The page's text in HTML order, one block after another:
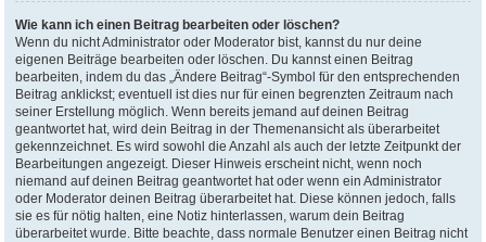
Wie kann ich einen Beitrag bearbeiten oder löschen?
Wenn du nicht Administrator oder Moderator bist, kannst du nur deine
eigenen Beiträge bearbeiten oder löschen. Du kannst einen Beitrag
bearbeiten, indem du das „Ändere Beitrag“-Symbol für den entsprechenden
Beitrag anklickst; eventuell ist dies nur für einen begrenzten Zeitraum nach
seiner Erstellung möglich. Wenn bereits jemand auf deinen Beitrag
geantwortet hat, wird dein Beitrag in der Themenansicht als überarbeitet
gekennzeichnet. Es wird sowohl die Anzahl als auch der letzte Zeitpunkt der
Bearbeitungen angezeigt. Dieser Hinweis erscheint nicht, wenn noch
niemand auf deinen Beitrag geantwortet hat oder wenn ein Administrator
oder Moderator deinen Beitrag überarbeitet hat. Diese können jedoch, falls
sie es für nötig halten, eine Notiz hinterlassen, warum dein Beitrag
überarbeitet wurde. Bitte beachte, dass normale Benutzer einen Beitrag nicht